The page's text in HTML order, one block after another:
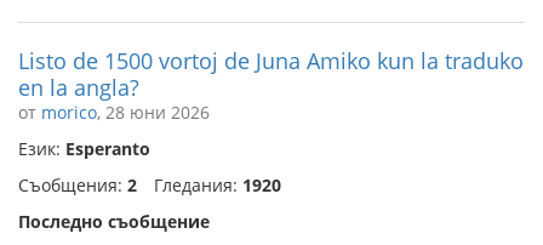
Listo de 1500 vortoj de Juna Amiko kun la traduko
en la angla?
от morico, 28 юни 2026
Език: Esperanto
Съобщения: 2 Гледания: 1920
Последно съобщение